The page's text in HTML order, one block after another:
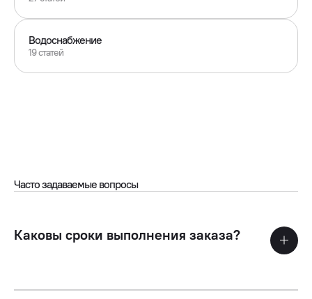
Водоснабжение
19 статей
Часто задаваемые вопросы
Каковы сроки выполнения заказа?